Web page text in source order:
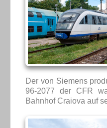
Der von Siemens
96-2077 der CFR
Bahnhof Craiova auf